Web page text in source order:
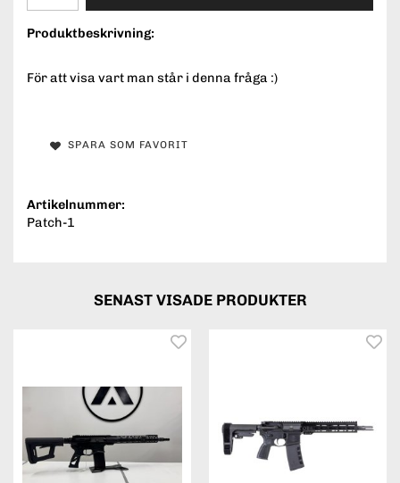
Produktbeskrivning:
För att visa vart man står i denna fråga :)
SPARA SOM FAVORIT
Artikelnummer:
Patch-1
SENAST VISADE PRODUKTER